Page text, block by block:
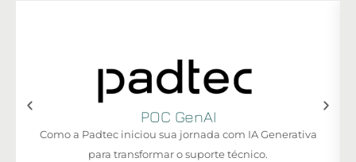
POC GenAI
Como a Padtec iniciou sua jornada com IA Generativa
para transformar o suporte técnico.